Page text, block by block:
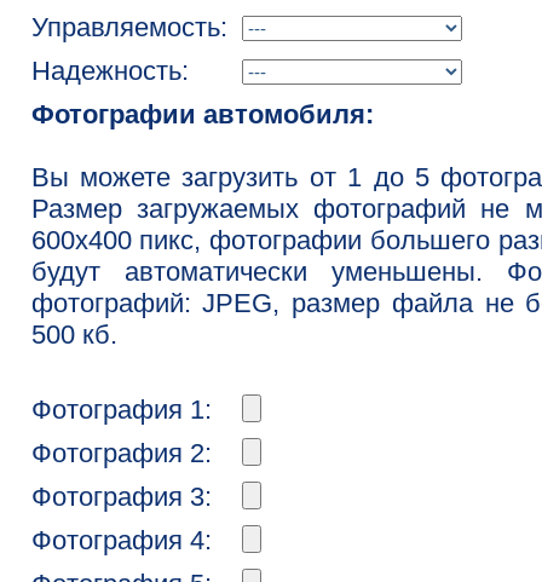
Управляемость:
Надежность:
Фотографии автомобиля:
Вы можете загрузить от 1 до 5
Размер загружаемых фотографий не
600x400 пикс, фотографии большего
будут автоматически уменьшены.
фотографий: JPEG, размер файла не
500 кб.
Фотография 1:
Фотография 2:
Фотография 3:
Фотография 4: